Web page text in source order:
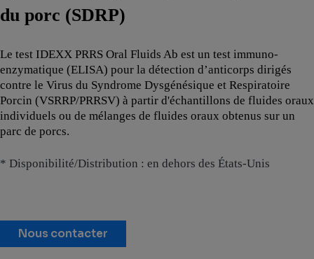
du porc (SDRP)
Le test IDEXX PRRS Oral Fluids Ab est un test immuno-
enzymatique (ELISA) pour la détection d’anticorps dirigés
contre le Virus du Syndrome Dysgénésique et Respiratoire
Porcin (VSRRP/PRRSV) à partir d'échantillons de fluides oraux
individuels ou de mélanges de fluides oraux obtenus sur un
parc de porcs.
* Disponibilité/Distribution : en dehors des États-Unis
Nous contacter